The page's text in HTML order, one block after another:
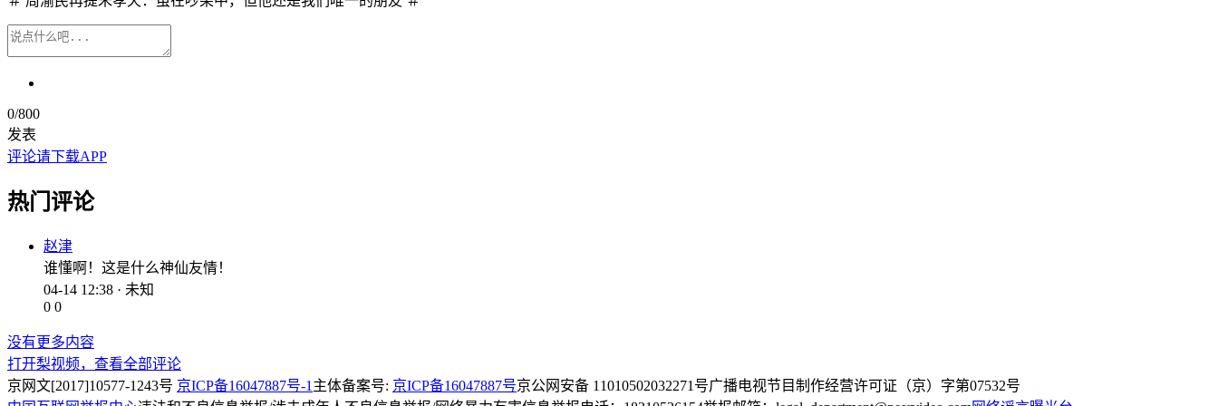
0/800
发表
评论请下载APP
热门评论
赵津
谁懂啊！这是什么神仙友情！
04-14 12:38 · 未知
0 0
没有更多内容
打开梨视频，查看全部评论
京网文[2017]10577-1243号 京ICP备16047887号-1 主体备案号: 京ICP备16047887号京公网安备 11010502032271号广播电视节目制作经营许可证（京）字第07532号